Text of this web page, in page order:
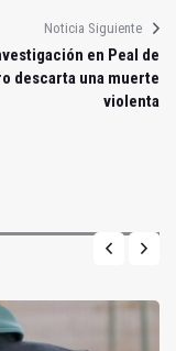
Noticia Siguiente
en Peal de
descarta una muerte
violenta